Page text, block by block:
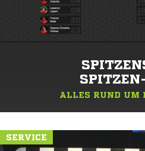
ALLES RUND UM
SERVICE